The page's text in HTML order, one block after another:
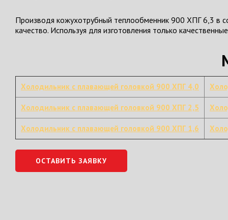
Производя кожухотрубный теплообменник 900 ХПГ 6,3 в
качество. Используя для изготовления только
Холодильник с плавающей головкой 900 ХПГ 4,0
Холодильник с плавающей головкой 900 ХПГ 2,5
Холодильник с плавающей головкой 900 ХПГ 1,6
ОСТАВИТЬ ЗАЯВКУ